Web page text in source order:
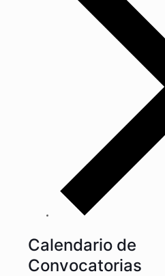
Calendario de
Convocatorias